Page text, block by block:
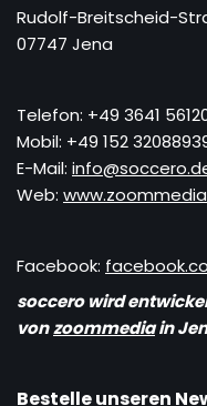
Rudolf-Breitscheid-
07747 Jena
Telefon: +49 3641
Mobil: +49 152
E-Mail:
Web:
Facebook:
soccero wird
vonzoommediain
Bestelle unseren